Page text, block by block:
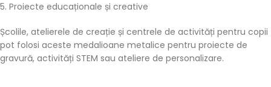
5. Proiecte educaționale și creative
Școlile, atelierele de creație și centrele de activități pentru copii
pot folosi aceste medalioane metalice pentru proiecte de
gravură, activități STEM sau ateliere de personalizare.